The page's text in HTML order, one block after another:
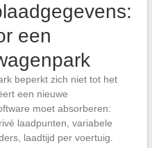
een
beperkt zich niet tot het
een nieuwe
moet absorberen:
laadpunten, variabele
laadtijd per voertuig.